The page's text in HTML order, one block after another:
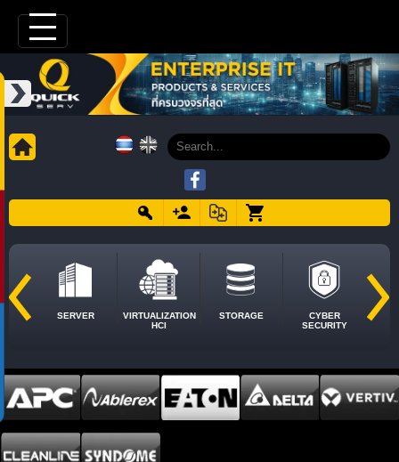
SERVER
VIRTUALIZATION
HCI
STORAGE
CYBER
SECURITY